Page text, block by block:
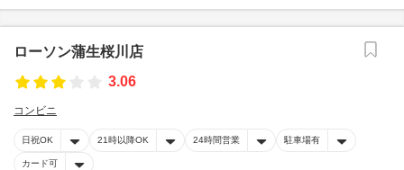
ローソン蒲生桜川店
3.06
コンビニ
日祝OK 21時以降OK 24時間営業 駐車場有
カード可